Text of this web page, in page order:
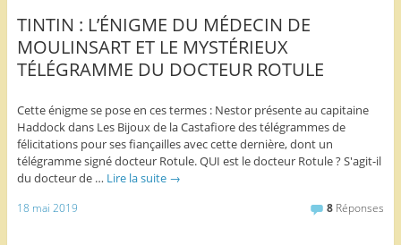
TINTIN : L’ÉNIGME DU MÉDECIN DE
MOULINSART ET LE MYSTÉRIEUX
TÉLÉGRAMME DU DOCTEUR ROTULE
Cette énigme se pose en ces termes : Nestor présente au capitaine
Haddock dans Les Bijoux de la Castafiore des télégrammes de
félicitations pour ses fiançailles avec cette dernière, dont un
télégramme signé docteur Rotule. QUI est le docteur Rotule ? S'agit-il
du docteur de … Lire la suite →
18 mai 2019 8 Réponses